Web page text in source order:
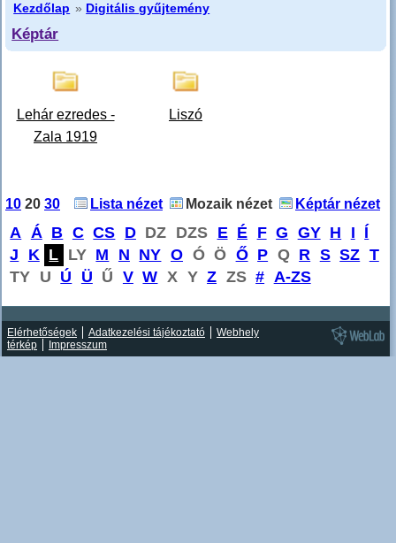
Kezdőlap » Digitális gyűjtemény
Képtár
Lehár ezredes -
Zala 1919
Liszó
10 20 30 Lista nézet Mozaik nézet Képtár nézet
A Á B C CS D DZ DZS E É F G GY H I Í
J
K L LY M N NY O Ó Ö Ő P Q R S SZ T
TY U Ú Ü Ű V W X Y Z ZS # A-ZS
Elérhetőségek Adatkezelési tájékoztató
Webhely
térkép
Impresszum